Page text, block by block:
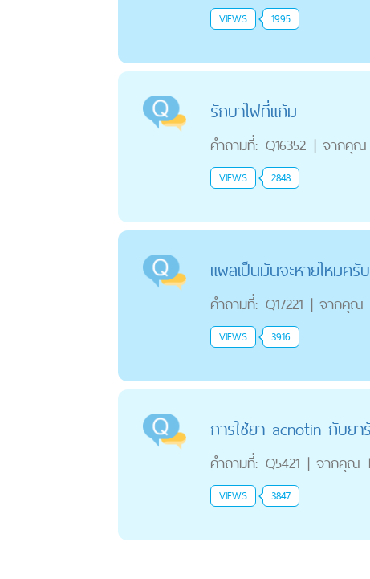
VIEWS 1995
รักษาไฝที่แก้ม
คำถามที่: Q16352 | จากคุณ
VIEWS 2848
แผลเป็นมันจะหายไหมครับ
คำถามที่: Q17221 | จากคุณ
VIEWS 3916
การใช้ยา acnotin กับยา
คำถามที่: Q5421 | จากคุณ
VIEWS 3847